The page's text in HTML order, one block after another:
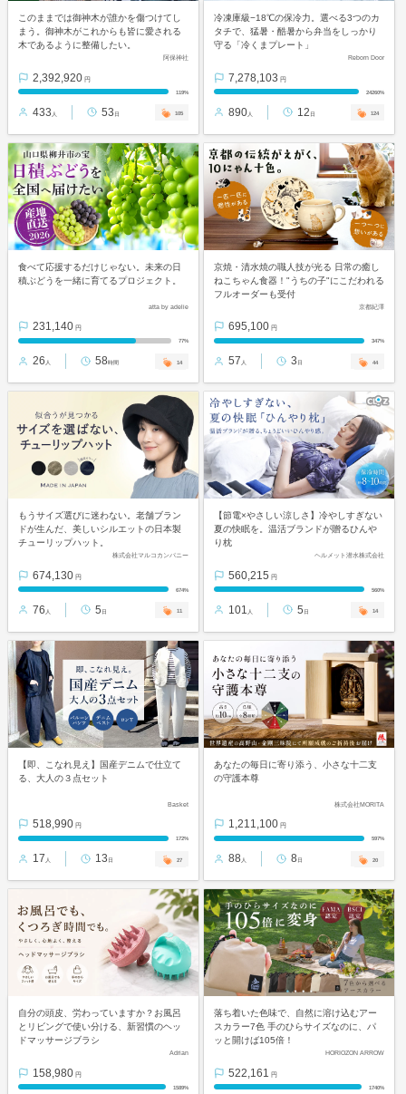
このままでは御神木が誰かを傷つけてし
まう。御神木がこれからも皆に愛される
木であるように整備したい。
阿保神社
2,392,920 円
119%
433 人 53 日 105
冷凍庫級−18℃の保冷力。選べる3つのカ
タチで、猛暑・酷暑から弁当をしっかり
守る「冷くまプレート」
Reborn Door
7,278,103 円
24260%
890 人 12 日 124
食べて応援するだけじゃない。未来の日
積ぶどうを一緒に育てるプロジェクト。
atta by adelie
231,140 円
77%
26 人 58 時間 14
京焼・清水焼の職人技が光る 日常の癒し
ねこちゃん食器！"うちの子"にこだわれる
フルオーダーも受付
京都紀澤
695,100 円
347%
57 人 3 日 44
もうサイズ選びに迷わない。老舗ブラン
ドが生んだ、美しいシルエットの日本製
チューリップハット。
株式会社マルコカンパニー
674,130 円
674%
76 人 5 日 11
【節電×やさしい涼しさ】冷やしすぎない
夏の快眠を。温活ブランドが贈るひんや
り枕
ヘルメット潜水株式会社
560,215 円
560%
101 人 5 日 14
【即、こなれ見え】国産デニムで仕立て
る、大人の３点セット
Basket
518,990 円
172%
17 人 13 日 27
あなたの毎日に寄り添う、小さな十二支
の守護本尊
株式会社MORITA
1,211,100 円
597%
88 人 8 日 20
自分の頭皮、労わっていますか？お風呂
とリビングで使い分ける、新習慣のヘッ
ドマッサージブラシ
Adrian
158,980 円
1589%
落ち着いた色味で、自然に溶け込むアー
スカラー7色 手のひらサイズなのに、パ
ッと開けば105倍！
HORIOZON ARROW
522,161 円
1740%